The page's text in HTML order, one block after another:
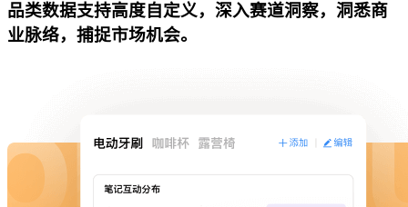
品类数据支持高度自定义，深入赛道洞察，洞悉商
业脉络，捕捉市场机会。